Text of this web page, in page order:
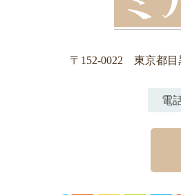
〒152-0022東京都目
電